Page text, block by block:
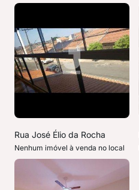
Rua José Élio da Rocha
Nenhum imóvel à venda no local